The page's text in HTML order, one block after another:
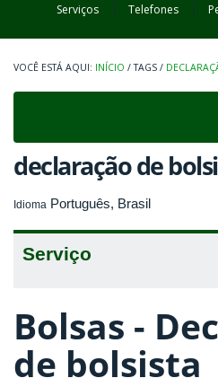
Serviços Telefones
INÍCIO / TAGS /
declaração de
Idioma Português, Brasil
Serviço
Bolsas -
de bolsista